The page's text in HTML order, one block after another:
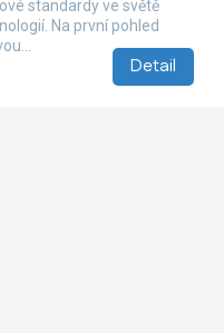
Detail
standardy ve světě
Na první pohled